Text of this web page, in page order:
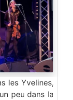
les Yvelines,
peu dans la